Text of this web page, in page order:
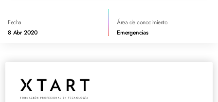
Fecha
8 Abr 2020
Área de conocimiento
Emergencias
por el virus COVID-19 obliga a la mayoría de personas a permanecer en sus
casas, poniendo a prueba la convivencia familiar y el día a día de cada